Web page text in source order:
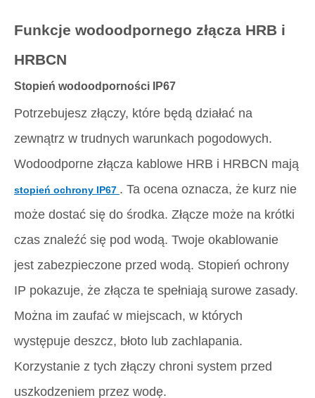
Funkcje wodoodpornego złącza HRB i
HRBCN
Stopień wodoodporności IP67
Potrzebujesz złączy, które będą działać na
zewnątrz w trudnych warunkach pogodowych.
Wodoodporne złącza kablowe HRB i HRBCN mają
stopień ochrony IP67 . Ta ocena oznacza, że ​​kurz nie
może dostać się do środka. Złącze może na krótki
czas znaleźć się pod wodą. Twoje okablowanie
jest zabezpieczone przed wodą. Stopień ochrony
IP pokazuje, że złącza te spełniają surowe zasady.
Można im zaufać w miejscach, w których
występuje deszcz, błoto lub zachlapania.
Korzystanie z tych złączy chroni system przed
uszkodzeniem przez wodę.